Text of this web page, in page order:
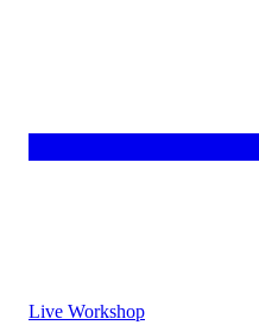
Live Workshop